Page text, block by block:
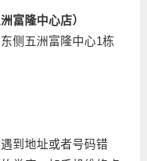
富隆中心店）
侧五洲富隆中心1栋
到地址或者号码错